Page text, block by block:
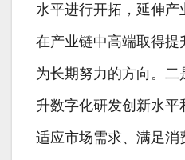
水平进行开拓，延伸产
在产业链中高端取得
为长期努力的方向。二
升数字化研发创新水
适应市场需求、满足消